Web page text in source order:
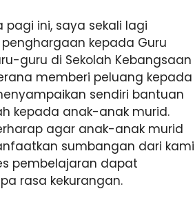
pagi ini, saya sekali lagi
kepada Guru
guru di Sekolah Kebangsaan
memberi peluang kepada
sendiri bantuan
kepada anak-anak murid.
agar anak-anak murid
sumbangan dari kami
pembelajaran dapat
rasa kekurangan.